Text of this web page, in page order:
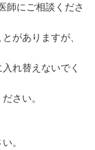
師にご相談くださ
がありますが、
れ替えないでく
さい。
。